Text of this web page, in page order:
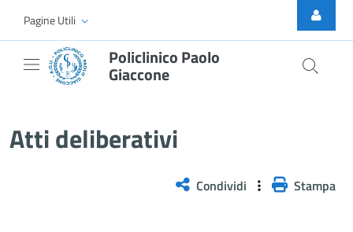
Skip to Main Content
Pagine Utili
Policlinico Paolo
Giaccone
Atti deliberativi
Condividi Stampa